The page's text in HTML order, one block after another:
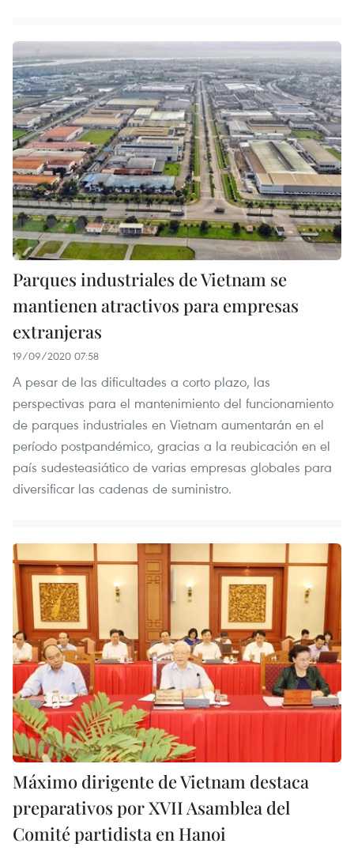
Parques industriales de Vietnam se
mantienen atractivos para empresas
extranjeras
19/09/2020 07:58
A pesar de las dificultades a corto plazo, las
perspectivas para el mantenimiento del funcionamiento
de parques industriales en Vietnam aumentarán en el
período postpandémico, gracias a la reubicación en el
país sudesteasiático de varias empresas globales para
diversificar las cadenas de suministro.
Máximo dirigente de Vietnam destaca
preparativos por XVII Asamblea del
Comité partidista en Hanoi